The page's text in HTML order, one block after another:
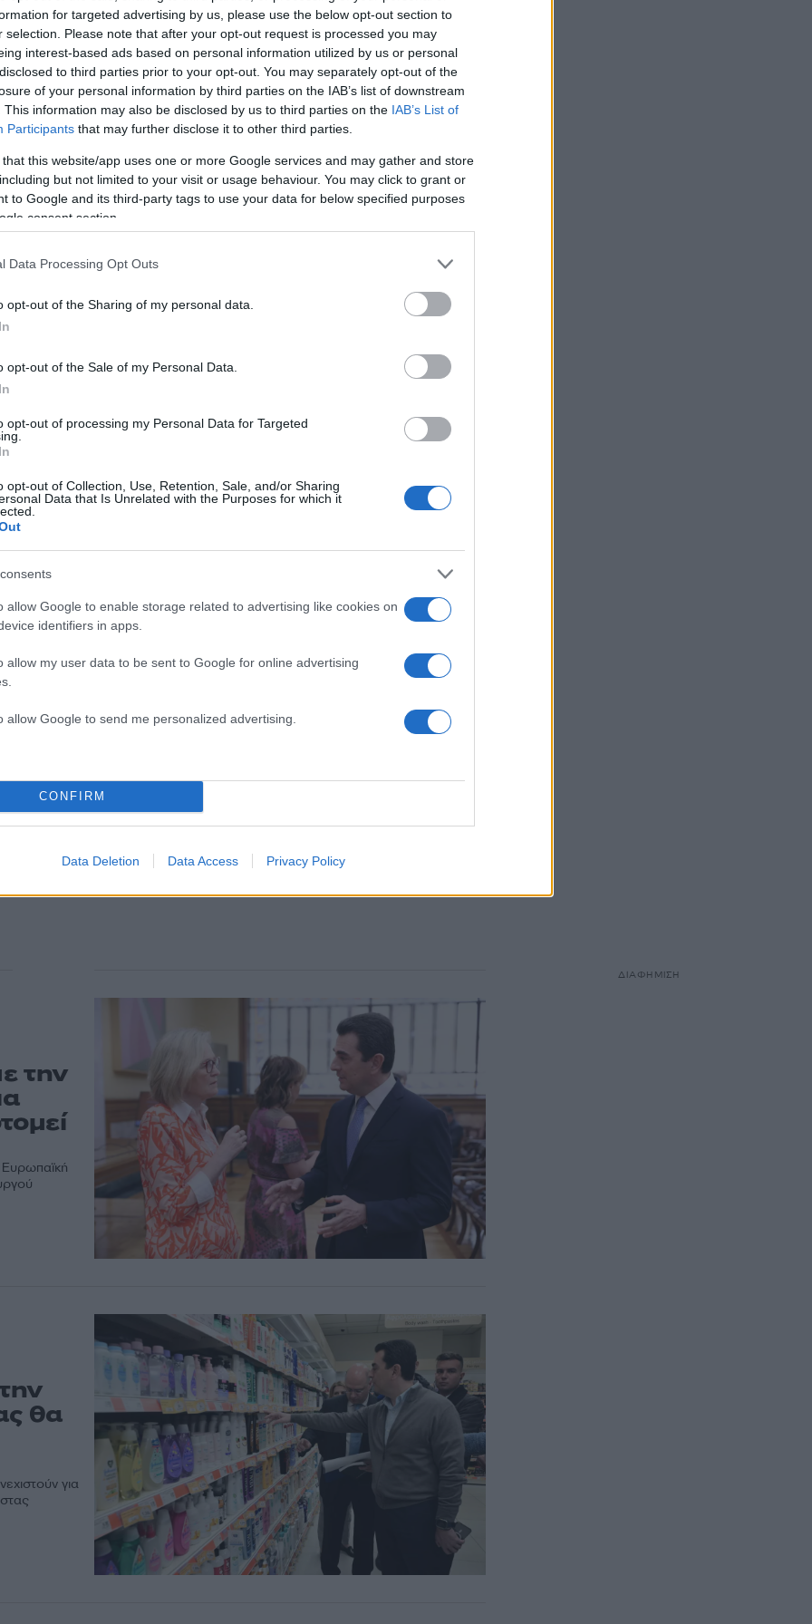
for targeted advertising by us, please use the below opt-out section to
selection. Please note that after your opt-out request is processed you may
interest-based ads based on personal information utilized by us or personal
to third parties prior to your opt-out. You may separately opt-out of the
of your personal information by third parties on the IAB’s list of downstream
This information may also be disclosed by us to third parties on the IAB’s List of
Participants that may further disclose it to other third parties.
that this website/app uses one or more Google services and may gather and store
but not limited to your visit or usage behaviour. You may click to grant or
to Google and its third-party tags to use your data for below specified purposes
consent section.
Data Processing Opt Outs
opt-out of the Sharing of my personal data.
opt-out of the Sale of my Personal Data.
opt-out of processing my Personal Data for Targeted
opt-out of Collection, Use, Retention, Sale, and/or Sharing
Data that Is Unrelated with the Purposes for which it
allow Google to enable storage related to advertising like cookies on
identifiers in apps.
allow my user data to be sent to Google for online advertising
allow Google to send me personalized advertising.
CONFIRM
Data Deletion Data Access Privacy Policy
περιοδείες
της ΝΔ
η
και η
Σκρέκα.
14:21
Σκρέκας: Η Ελλάδα έχει τον
στην Ευρωζώνη
Θετική χαρακτήρισε την μείωση του πληθωρισμού στη χώρα μας,
ο υπουργός Ανάπτυξης, Κώστας Σκρέκας, σε δήλωσή του στο
την
Ευρωπαϊκή
θα
για
ΔΙΑΦΗΜΙΣΗ